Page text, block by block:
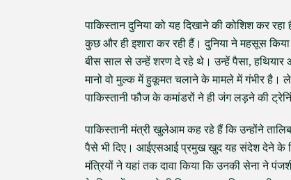
पाकिस्तान दुनिया को यह दिखाने की कोशिश कर
कुछ और ही इशारा कर रही हैं। दुनिया ने महसूस
बीस साल से उन्हें शरण दे रहे थे। उन्हें पैसा, हथियार
मानो वो मुल्क में हुकूमत चलाने के मामले में गंभीर है।
पाकिस्तानी फौज के कमांडरों ने ही जंग लड़ने की
पाकिस्तानी मंत्री खुलेआम कह रहे हैं कि उन्होंने
पैसे भी दिए। आईएसआई प्रमुख खुद यह संदेश देने के
मंत्रियों ने यहां तक दावा किया कि उनकी सेना ने